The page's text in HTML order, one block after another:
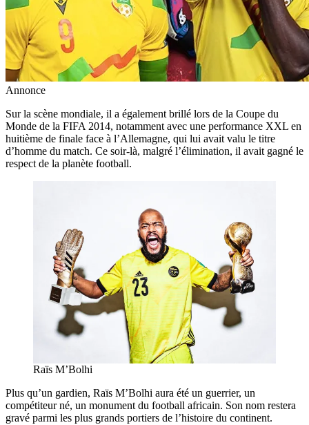
Annonce
Sur la scène mondiale, il a également brillé lors de la Coupe du
Monde de la FIFA 2014, notamment avec une performance XXL en
huitième de finale face à l’Allemagne, qui lui avait valu le titre
d’homme du match. Ce soir-là, malgré l’élimination, il avait gagné le
respect de la planète football.
Raïs M’Bolhi
Plus qu’un gardien, Raïs M’Bolhi aura été un guerrier, un
compétiteur né, un monument du football africain. Son nom restera
gravé parmi les plus grands portiers de l’histoire du continent.